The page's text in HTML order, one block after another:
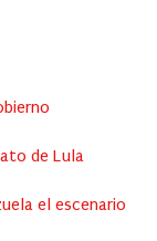
de Lula
el escenario